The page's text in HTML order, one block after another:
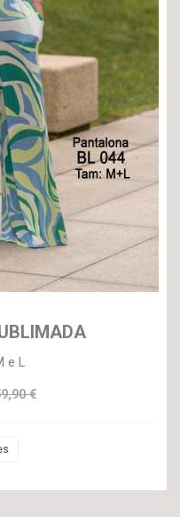
e L
€